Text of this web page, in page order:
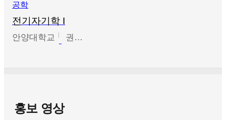
공학
전기자기학 I
안양대학교 권원현
홍보 영상